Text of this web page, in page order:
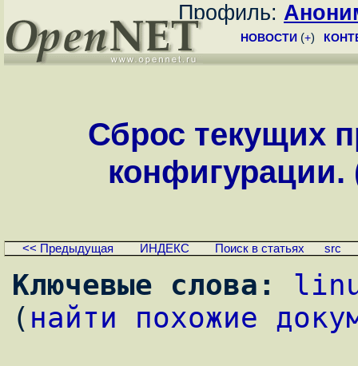
Профиль:
НОВОСТИ (+)
Сброс текущих
<< Предыдущая ИНДЕКС Поиск в статьях src
Ключевые слова:
( найти похожие